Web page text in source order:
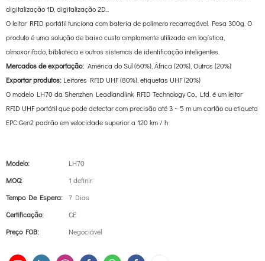
digitalização 1D, digitalização 2D...
O leitor RFID portátil funciona com bateria de polímero recarregável. Pesa 300g. O
produto é uma solução de baixo custo amplamente utilizada em logística,
almoxarifado, biblioteca e outros sistemas de identificação inteligentes.
Mercados de exportação: América do Sul (60%), África (20%), Outros (20%)
Exportar produtos: Leitores RFID UHF (80%), etiquetas UHF (20%)
O modelo LH70 da Shenzhen Leadlandlink RFID Technology Co., Ltd. é um leitor
RFID UHF portátil que pode detectar com precisão até 3 ~ 5 m um cartão ou etiqueta
EPC Gen2 padrão em velocidade superior a 120 km / h
Modelo:
LH70
MOQ:
1 definir
Tempo De Espera:
7 Dias
Certificação:
CE
Preço FOB:
Negociável